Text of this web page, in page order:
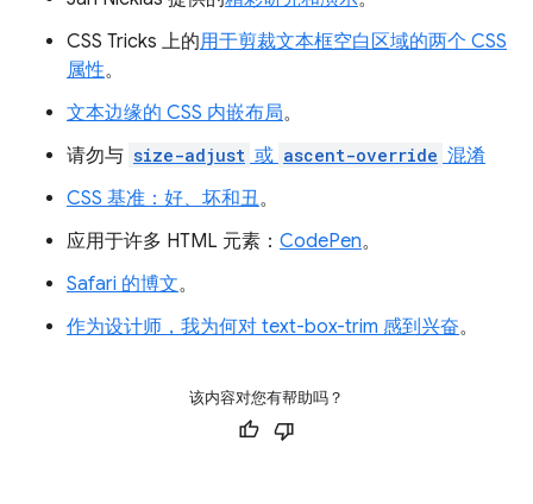
CSS Tricks 上的用于剪裁文本框空白区域的两个 CSS
属性。
文本边缘的 CSS 内嵌布局。
请勿与 size-adjust 或 ascent-override 混淆
CSS 基准：好、坏和丑。
应用于许多 HTML 元素： CodePen。
Safari 的博文。
作为设计师，我为何对 text-box-trim 感到兴奋。
该内容对您有帮助吗？